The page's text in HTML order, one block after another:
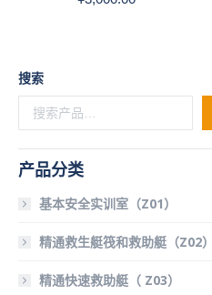
搜索
产品分类
基本安全实训室（Z01）
精通救生艇筏和救助艇（Z02）
精通快速救助艇（ Z03）